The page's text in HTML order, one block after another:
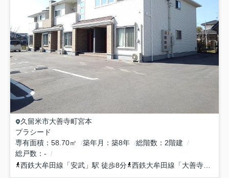
久留米市大善寺町宮本
プラシード
専有面積
58.70㎡ 築年月 築8年 総階数
2階建
総戸数
-
西鉄大牟田線 「安武 」駅 徒歩8分 西鉄大牟田線 「大善寺